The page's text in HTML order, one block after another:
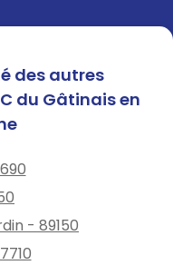
des autres
du Gâtinais en
- 89150